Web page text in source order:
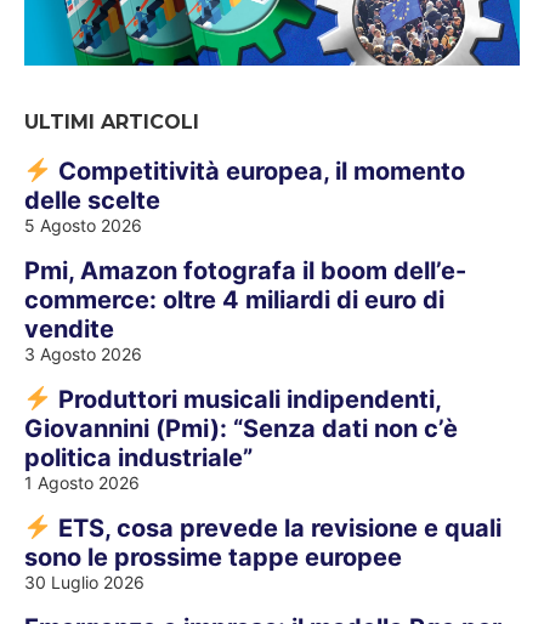
ULTIMI ARTICOLI
Competitività europea, il momento
delle scelte
5 Agosto 2026
Pmi, Amazon fotografa il boom dell’e-
commerce: oltre 4 miliardi di euro di
vendite
3 Agosto 2026
Produttori musicali indipendenti,
Giovannini (Pmi): “Senza dati non c’è
politica industriale”
1 Agosto 2026
ETS, cosa prevede la revisione e quali
sono le prossime tappe europee
30 Luglio 2026